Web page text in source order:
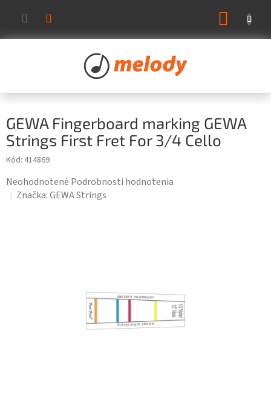
obsah
GEWA Fingerboard marking GEWA
Strings First Fret For 3/4 Cello
Kód: 414869
Priemerné
hodnotenie
Neohodnotené Podrobnosti hodnotenia
Značka:GEWA Strings